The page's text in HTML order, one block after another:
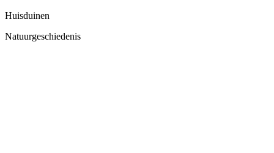
Huisduinen
Natuurgeschiedenis